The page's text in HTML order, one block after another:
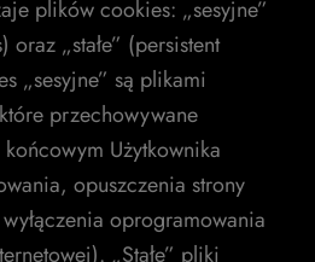
plików cookies: „sesyjne”
oraz „stałe” (persistent
„sesyjne” są plikami
przechowywane
Użytkownika
opuszczenia strony
oprogramowania
„Stałe” pliki